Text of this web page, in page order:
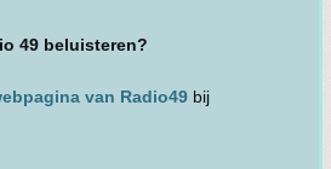
49 beluisteren?
van Radio49 bij